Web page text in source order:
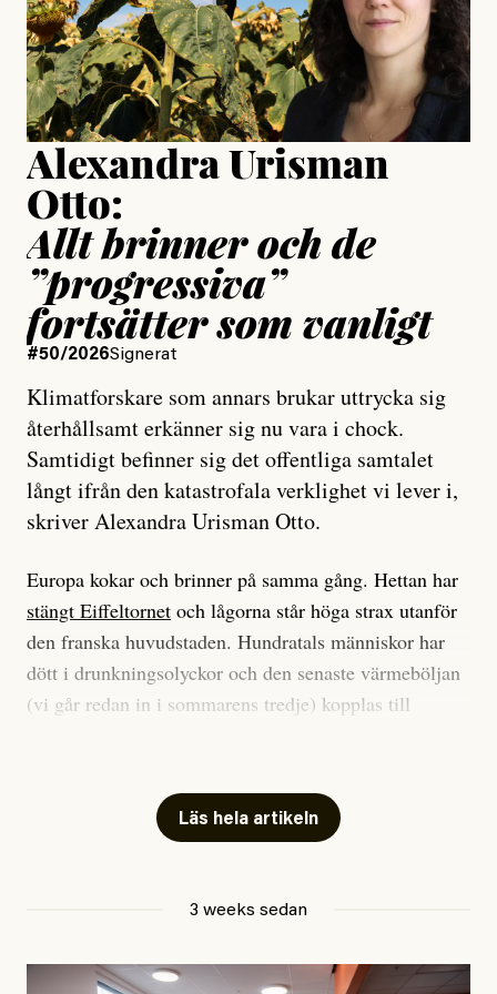
Jesper Lundby
Publicerad15 July, 2026
Uppdaterad15 July, 2026
Alexandra Urisman
Otto:
Allt brinner och de
”progressiva”
fortsätter som vanligt
#50/2026Signerat
Klimatforskare som annars brukar uttrycka sig
återhållsamt erkänner sig nu vara i chock.
Samtidigt befinner sig det offentliga samtalet
långt ifrån den katastrofala verklighet vi lever i,
skriver Alexandra Urisman Otto.
Europa kokar och brinner på samma gång. Hettan har
stängt Eiffeltornet och lågorna står höga strax utanför
den franska huvudstaden. Hundratals människor har
dött i drunkningsolyckor och den senaste värmeböljan
(vi går redan in i sommarens tredje) kopplas till
Har du också panik i hettan? Känns det som en
mardröm? Bra, allt annat vore fullständigt orimligt.
att han brukar vara ganska återhållsam när han
september 2023, när de globala temperaturerna för
Läs hela artikeln
3 weeks sedan